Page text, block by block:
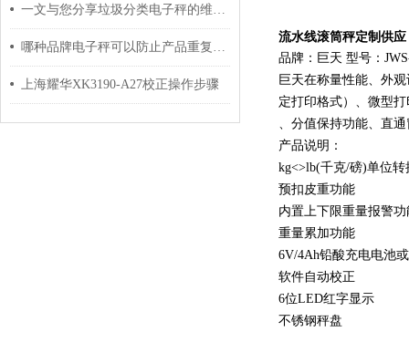
一文与您分享垃圾分类电子秤的维护保养建议
哪种品牌电子秤可以防止产品重复称重提示功能？
上海耀华XK3190-A27校正操作步骤
流水线滚筒秤定制供应
品牌：巨天 型号：
巨天在称量性能、外
定打印格式）、微型
、分值保持功能、直
产品说明：
kg<>lb(千克/磅)单位转
预扣皮重功能
内置上下限重量报警功
重量累加功能
6V/4Ah铅酸充电电池
软件自动校正
6位LED红字显示
不锈钢秤盘